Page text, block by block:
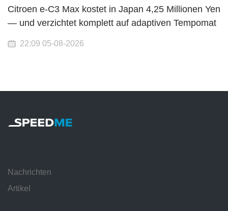
Citroen e-C3 Max kostet in Japan 4,25 Millionen Yen
— und verzichtet komplett auf adaptiven Tempomat
22:09 05-08-2026
Nachrichten
Artikel